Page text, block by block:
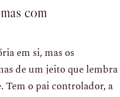
com
em si, mas os
de um jeito que lembra
Tem o pai controlador, a